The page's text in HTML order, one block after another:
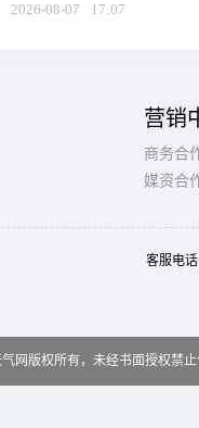
2026-08-07 17:07
营销
商务合
媒资合
客服电
气网版权所有，未经书面授权